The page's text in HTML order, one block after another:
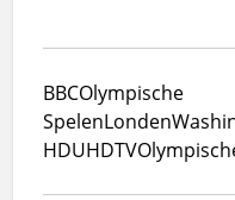
BBCOlympische
SpelenLonden
HDUHDTV